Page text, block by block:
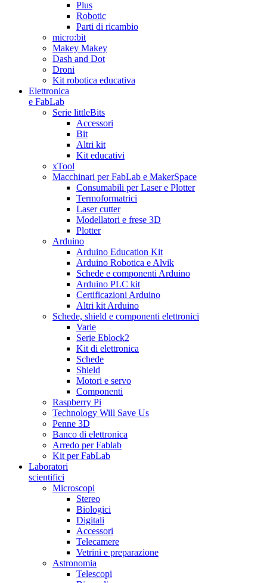
Plus
Robotic
Parti di ricambio
micro:bit
Makey Makey
Dash and Dot
Droni
Kit robotica educativa
Elettronica
e FabLab
Serie littleBits
Accessori
Bit
Altri kit
Kit educativi
xTool
Macchinari per FabLab e MakerSpace
Consumabili per Laser e Plotter
Termoformatrici
Laser cutter
Modellatori e frese 3D
Plotter
Arduino
Arduino Education Kit
Arduino Robotica e Alvik
Schede e componenti Arduino
Arduino PLC kit
Certificazioni Arduino
Altri kit Arduino
Schede, shield e componenti elettronici
Varie
Serie Eblock2
Kit di elettronica
Schede
Shield
Motori e servo
Componenti
Raspberry Pi
Technology Will Save Us
Penne 3D
Banco di elettronica
Arredo per Fablab
Kit per FabLab
Laboratori
scientifici
Microscopi
Stereo
Biologici
Digitali
Accessori
Telecamere
Vetrini e preparazione
Astronomia
Telescopi